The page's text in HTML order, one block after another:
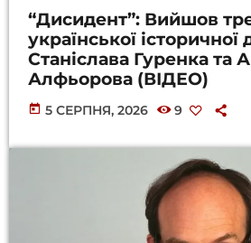
“Дисидент”: Вийшов
української історичної
Станіслава Гуренка та
Алфьорова (ВІДЕО)
today 5 СЕРПНЯ, 2026 9